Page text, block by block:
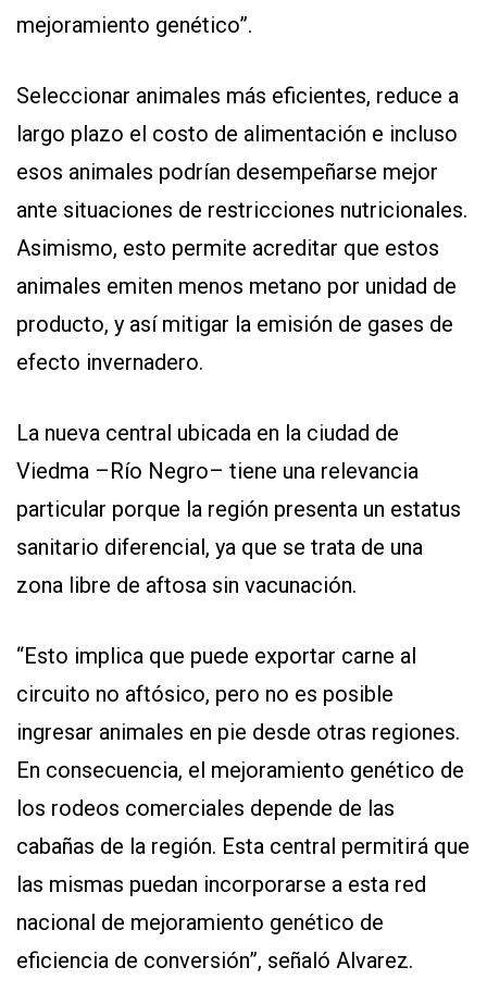
mejoramiento genético”.
Seleccionar animales más eficientes, reduce a
largo plazo el costo de alimentación e incluso
esos animales podrían desempeñarse mejor
ante situaciones de restricciones nutricionales.
Asimismo, esto permite acreditar que estos
animales emiten menos metano por unidad de
producto, y así mitigar la emisión de gases de
efecto invernadero.
La nueva central ubicada en la ciudad de
Viedma –Río Negro– tiene una relevancia
particular porque la región presenta un estatus
sanitario diferencial, ya que se trata de una
zona libre de aftosa sin vacunación.
“Esto implica que puede exportar carne al
circuito no aftósico, pero no es posible
ingresar animales en pie desde otras regiones.
En consecuencia, el mejoramiento genético de
los rodeos comerciales depende de las
cabañas de la región. Esta central permitirá que
las mismas puedan incorporarse a esta red
nacional de mejoramiento genético de
eficiencia de conversión”, señaló Alvarez.